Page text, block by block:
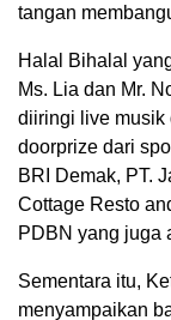
tangan
Halal Bihalal
Ms. Lia dan Mr.
diiringi live musik
doorprize dari
BRI Demak, PT.
Cottage Resto
PDBN yang juga
Sementara itu,
menyampaikan